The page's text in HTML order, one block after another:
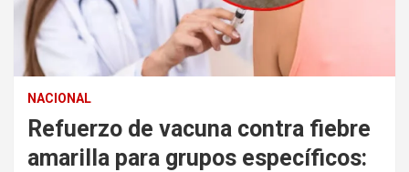
NACIONAL
Refuerzo de vacuna contra fiebre
amarilla para grupos específicos: